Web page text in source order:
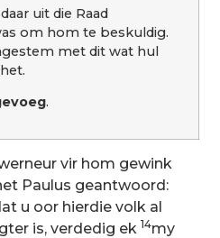
uit die Raad
om hom te beskuldig.
met dit wat hul
.
vir hom gewink
Paulus geantwoord:
u oor hierdie volk al
is, verdedig ek 14my